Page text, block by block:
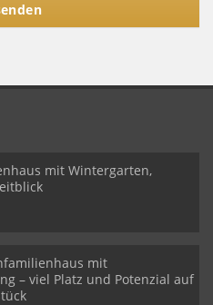
mit Wintergarten,
mit
– viel Platz und Potenzial auf